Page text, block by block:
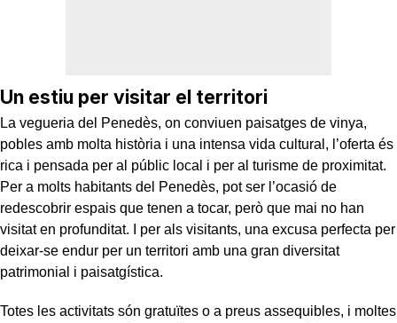
Un estiu per visitar el territori
La vegueria del Penedès, on conviuen paisatges de vinya,
pobles amb molta història i una intensa vida cultural, l’oferta és
rica i pensada per al públic local i per al turisme de proximitat.
Per a molts habitants del Penedès, pot ser l’ocasió de
redescobrir espais que tenen a tocar, però que mai no han
visitat en profunditat. I per als visitants, una excusa perfecta per
deixar-se endur per un territori amb una gran diversitat
patrimonial i paisatgística.
Totes les activitats són gratuïtes o a preus assequibles, i moltes